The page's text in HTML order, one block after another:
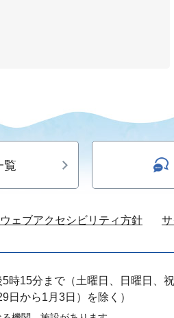
覧
ウェブアクセシビリティ方針
時15分まで （土曜日、日曜日、
日から1月3日）を除く）